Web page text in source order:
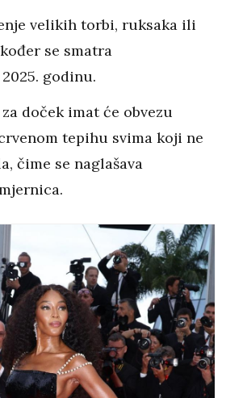
velikih torbi, ruksaka ili
se smatra
godinu.
doček imat će obvezu
tepihu svima koji ne
čime se naglašava